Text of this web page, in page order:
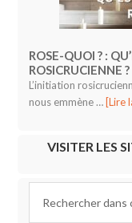
ROSE-QUOI ? :
ROSICRUCIENNE ?
L’initiation
nous emmène … [Lire
VISITER LES